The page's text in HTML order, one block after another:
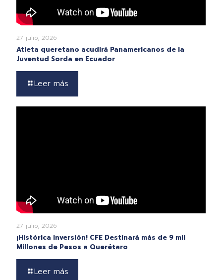
27 julio, 2026
Atleta queretano acudirá Panamericanos de la
Juventud Sorda en Ecuador
Leer más
27 julio, 2026
¡Histórica Inversión! CFE Destinará más de 9 mil
Millones de Pesos a Querétaro
Leer más